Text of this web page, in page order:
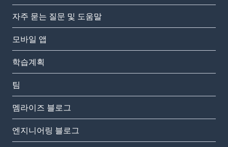
자주 묻는 질문 및 도움말
모바일 앱
학습계획
팀
멤라이즈 블로그
엔지니어링 블로그